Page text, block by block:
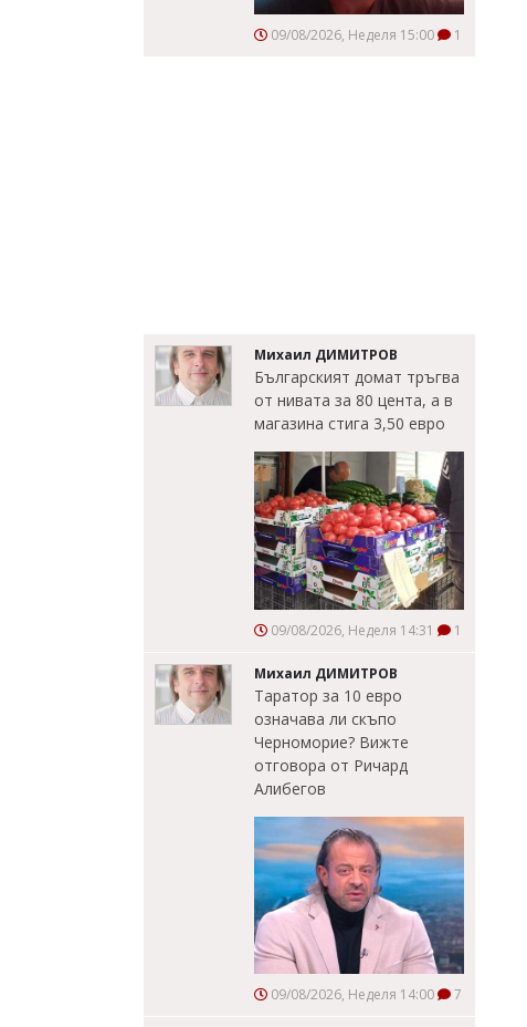
09/08/2026, Неделя 15:00 1
Михаил ДИМИТРОВ
Българският домат тръгва
от нивата за 80 цента, а в
магазина стига 3,50 евро
09/08/2026, Неделя 14:31 1
Михаил ДИМИТРОВ
Таратор за 10 евро
означава ли скъпо
Черноморие? Вижте
отговора от Ричард
Алибегов
09/08/2026, Неделя 14:00 7